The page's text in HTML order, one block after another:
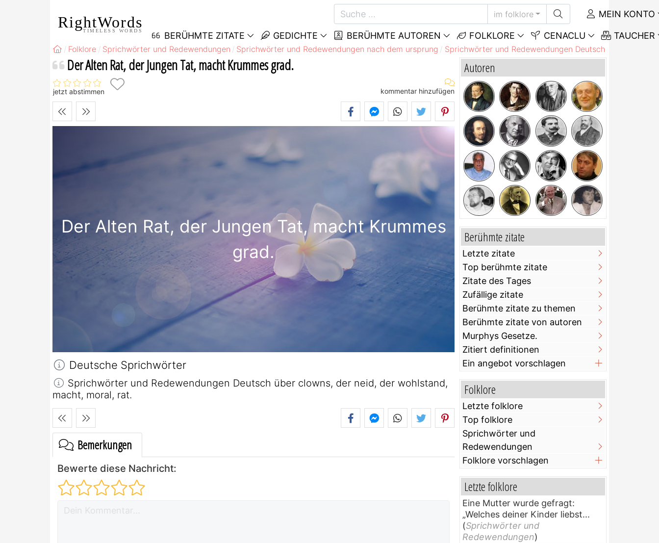
RightWords
TIMELESS WORDS
im folklore MEIN KONTO
BERÜHMTE ZITATE GEDICHTE BERÜHMTE AUTOREN FOLKLORE CENACLU TAUCHER
Folklore Sprichwörter und Redewendungen Sprichwörter und Redewendungen nach dem ursprung Sprichwörter und Redewendungen Deutsch
Der Alten Rat, der Jungen Tat, macht Krummes grad.
jetzt abstimmen kommentar hinzufügen
Der Alten Rat, der Jungen Tat, macht Krummes
grad.
Deutsche Sprichwörter
Sprichwörter und Redewendungen Deutsch über clowns, der neid, der wohlstand,
macht, moral, rat.
Bemerkungen
Bewerte diese Nachricht:
Autoren
Berühmte zitate
Letzte zitate
Top berühmte zitate
Zitate des Tages
Zufällige zitate
Berühmte zitate zu themen
Berühmte zitate von autoren
Murphys Gesetze.
Zitiert definitionen
Ein angebot vorschlagen
Folklore
Letzte folklore
Top folklore
Sprichwörter und
Redewendungen
Folklore vorschlagen
Letzte folklore
Eine Mutter wurde gefragt:
„Welches deiner Kinder liebst...
(Sprichwörter und
Redewendungen)